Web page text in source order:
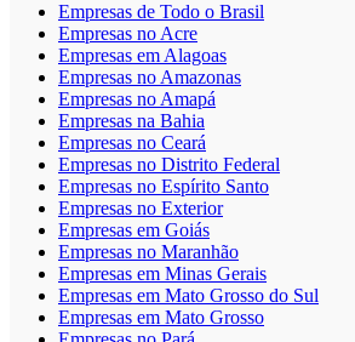
Empresas de Todo o Brasil
Empresas no Acre
Empresas em Alagoas
Empresas no Amazonas
Empresas no Amapá
Empresas na Bahia
Empresas no Ceará
Empresas no Distrito Federal
Empresas no Espírito Santo
Empresas no Exterior
Empresas em Goiás
Empresas no Maranhão
Empresas em Minas Gerais
Empresas em Mato Grosso do Sul
Empresas em Mato Grosso